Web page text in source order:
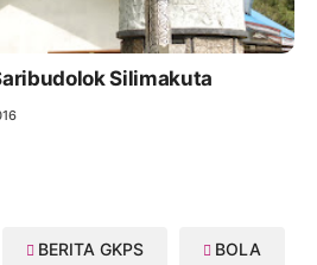
Silimakuta
BERITA GKPS BOLA